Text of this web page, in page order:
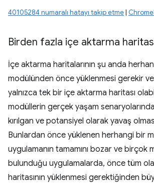
40105284 numaralı hatayı takip etme|
Birden fazla içe aktarma
İçe aktarma haritalarının şu anda
modülünden önce yüklenmesi gerekir
yalnızca tek bir içe aktarma haritası
modüllerin gerçek yaşam senaryolarında
kırılgan ve potansiyel olarak yavaş
Bunlardan önce yüklenen herhangi bir
uygulamanın tamamını bozar ve birçok
bulunduğu uygulamalarda, önce tüm
haritasının yüklenmesi gerektiğinden